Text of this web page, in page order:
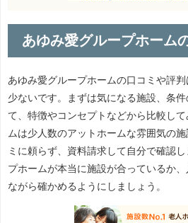
あゆみ愛グループホーム
あゆみ愛グループホームの口コミや評
少ないです。まずは気になる施設、条件
て、特徴やコンセプトなどから比較し
ムは少人数のアットホームな雰囲気の
ミに頼らず、資料請求して自分で確認
プホームが本当に施設が合っているか
ながら確かめるようにしましょう。